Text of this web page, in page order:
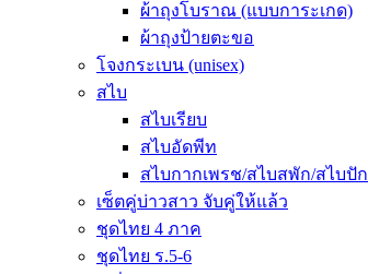
ผ้าถุงโบราณ (แบบการะเกด)
ผ้าถุงป้ายตะขอ
โจงกระเบน (unisex)
สไบ
สไบเรียบ
สไบอัดพีท
สไบกากเพรช/สไบสพัก/สไบปัก
เซ็ตคู่บ่าวสาว จับคู่ให้แล้ว
ชุดไทย 4 ภาค
ชุดไทย ร.5-6